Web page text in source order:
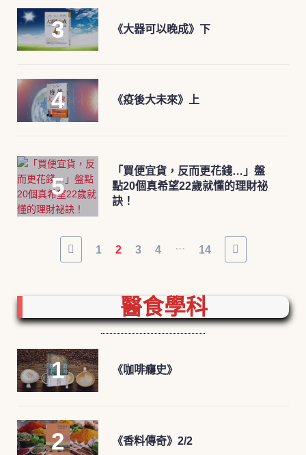
《大器可以晚成》下
《疫後大未來》上
「買便宜貨，反而更花錢…」盤
點20個真希望22歲就懂的理財祕
訣！
1 2 3 4 ... 14
醫食學科
《咖啡癮史》
《香料傳奇》2/2